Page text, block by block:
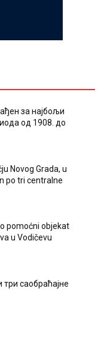
за најбољи
од 1908. до
Novog Grada, u
po tri centralne
pomoćni objekat
u Vodičevu
три саобраћајне